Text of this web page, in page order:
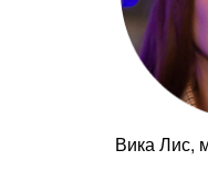
Вика Лис,